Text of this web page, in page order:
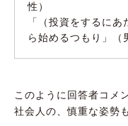
性）
「（投資をするに
ら始めるつもり」（
このように回答者コメ
社会人の、慎重な姿勢